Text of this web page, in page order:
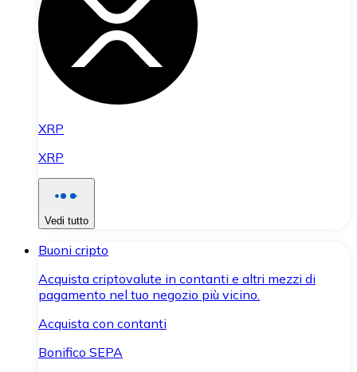
XRP
XRP
Vedi tutto
Buoni cripto
Acquista criptovalute in contanti e altri mezzi di
pagamento nel tuo negozio più vicino.
Acquista con contanti
Bonifico SEPA